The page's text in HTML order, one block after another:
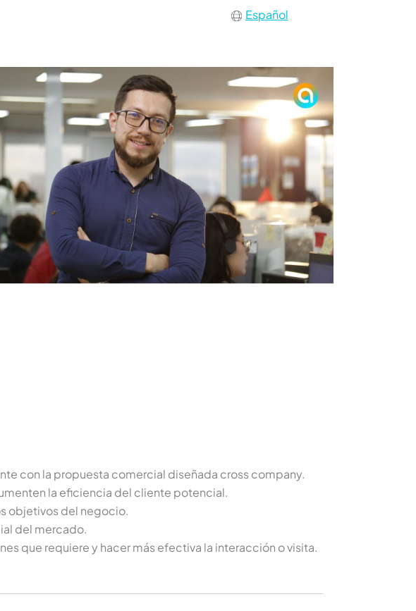
Español
con la propuesta comercial diseñada cross company.
la eficiencia del cliente potencial.
objetivos del negocio.
del mercado.
que requiere y hacer más efectiva la interacción o visita.